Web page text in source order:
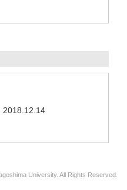
2018.12.14
University. All Rights Reserved.